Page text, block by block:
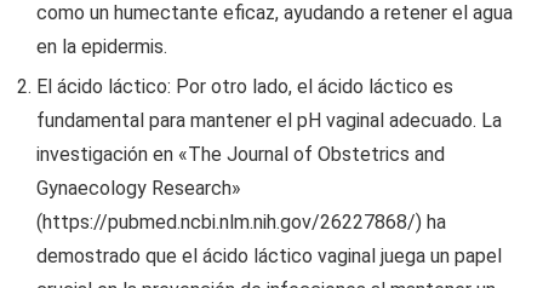
como un humectante eficaz, ayudando a retener el agua
en la epidermis.
El ácido láctico: Por otro lado, el ácido láctico es
fundamental para mantener el pH vaginal adecuado. La
investigación en «The Journal of Obstetrics and
Gynaecology Research»
(https://pubmed.ncbi.nlm.nih.gov/26227868/) ha
demostrado que el ácido láctico vaginal juega un papel